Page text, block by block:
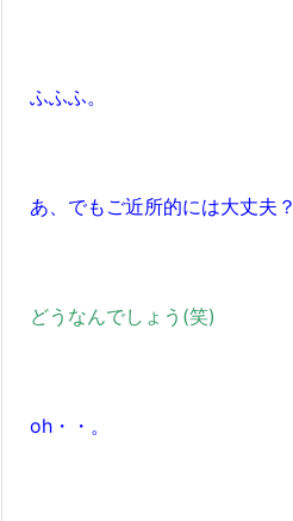
ふふふ。
あ、でもご近所的には大丈夫？
どうなんでしょう(笑)
oh・・。